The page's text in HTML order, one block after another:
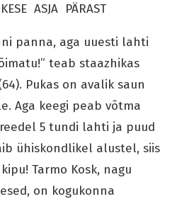
ASJA PÄRAST
panna, aga uuesti lahti
teab staazhikas
Pukas on avalik saun
Aga keegi peab võtma
5 tundi lahti ja puud
ühiskondlikel alustel, siis
Tarmo Kosk, nagu
on kogukonna